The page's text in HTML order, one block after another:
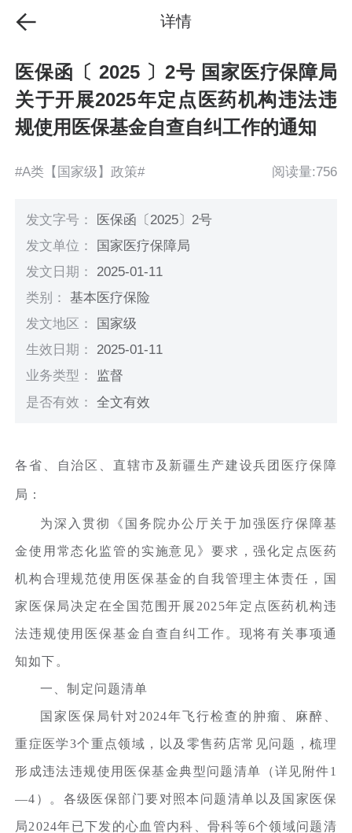
详情
医保函〔 2025 〕2号 国家医疗保障局
关于开展2025年定点医药机构违法违
规使用医保基金自查自纠工作的通知
#A类【国家级】政策# 阅读量:756
发文字号： 医保函〔2025〕2号
发文单位： 国家医疗保障局
发文日期： 2025-01-11
类别：基本医疗保险
发文地区：
国家级
生效日期： 2025-01-11
业务类型： 监督
是否有效：全文有效
各省、自治区、直辖市及新疆生产建设兵团医疗保障
局：
为深入贯彻《国务院办公厅关于加强医疗保障基
金使用常态化监管的实施意见》要求，强化定点医药
机构合理规范使用医保基金的自我管理主体责任，国
家医保局决定在全国范围开展2025年定点医药机构违
法违规使用医保基金自查自纠工作。现将有关事项通
知如下。
一、制定问题清单
国家医保局针对2024年飞行检查的肿瘤、麻醉、
重症医学3个重点领域，以及零售药店常见问题，梳理
形成违法违规使用医保基金典型问题清单（详见附件1
—4）。各级医保部门要对照本问题清单以及国家医保
局2024年已下发的心血管内科、骨科等6个领域问题清